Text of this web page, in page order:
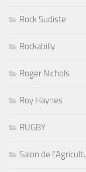
Rock Sudiste
Rockabilly
Roger Nichols
Roy Haynes
RUGBY
Salon de